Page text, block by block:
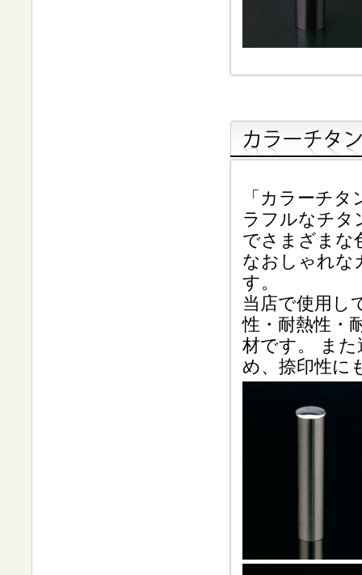
「カラーチ
ラフルなチタ
でさまざまな
なおしゃれな
す。
当店で使用し
性・耐熱性・
材です。 ま
め、捺印性に